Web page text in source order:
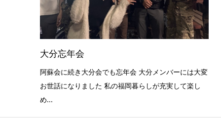
大分忘年会
阿蘇会に続き大分会でも忘年会 大分メンバーには大変
お世話になりました 私の福岡暮らしが充実して楽し
め...